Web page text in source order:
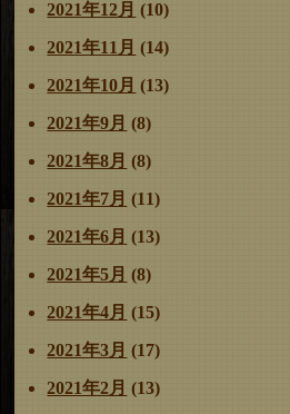
2021年12月 (10)
2021年11月 (14)
2021年10月 (13)
2021年9月 (8)
2021年8月 (8)
2021年7月 (11)
2021年6月 (13)
2021年5月 (8)
2021年4月 (15)
2021年3月 (17)
2021年2月 (13)